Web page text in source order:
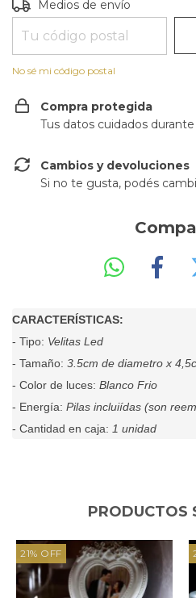
Entregas para el CP:
Medios de envío
No sé mi código postal
Compra protegida
Tus datos cuidados
Cambios y devoluciones
Si no te gusta, podés
CARACTERÍSTICAS:
- Tipo: Velitas Led
- Tamaño: 3.5cm de diametro x
- Color de luces: Blanco Frio
- Energía: Pilas incluiídas (son
- Cantidad en caja: 1 unidad
PRODUCTOS
21% OFF